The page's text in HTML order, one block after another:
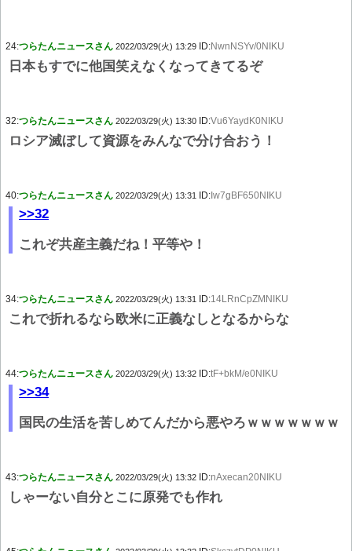
24:つらたんニュースさん 2022/03/29(火) 13:29 ID:NwnNSYv/0NIKU
日本もすでに他国笑えなくなってきてるぞ
32:つらたんニュースさん 2022/03/29(火) 13:30 ID:Vu6YaydK0NIKU
ロシア滅ぼして資源をみんなで分け合おう！
40:つらたんニュースさん 2022/03/29(火) 13:31 ID: Iw7gBF650NIKU
>>32
これぞ共産主義だね！平等や！
34:つらたんニュースさん 2022/03/29(火) 13:31 ID:14LRnCpZMNIKU
これで折れるなら欧米に正義なしとなるからな
44:つらたんニュースさん 2022/03/29(火) 13:32 ID:tF+bkM/e0NIKU
>>34
国民の生活を苦しめてんだから悪やろｗｗｗｗｗｗｗ
43:つらたんニュースさん 2022/03/29(火) 13:32 ID:nAxecan20NIKU
しゃーない自分とこに原発でも作れ